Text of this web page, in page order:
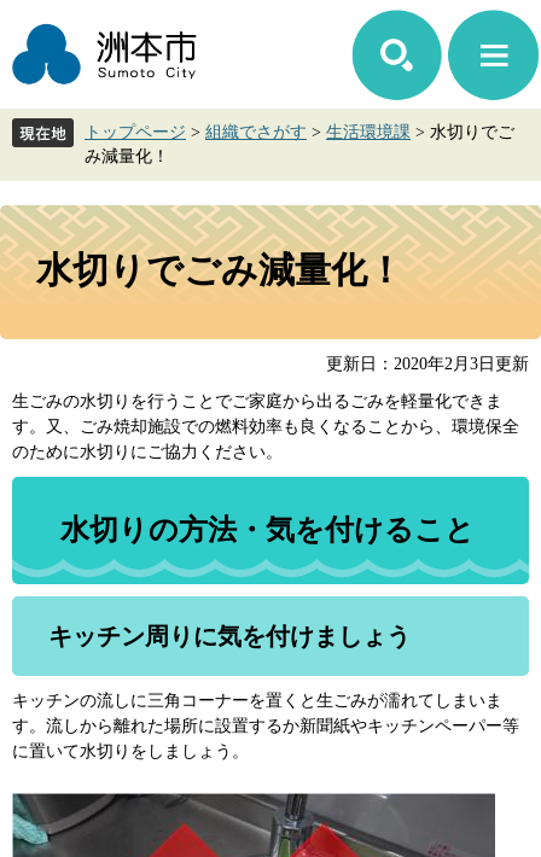
ジ
先
ュ
を
て
本
トップページ > 組織でさがす > 生活環境課 > 水切りでご
み減量化！
本
文
水切りでごみ減量化！
更新日：2020年2月3日更新
生ごみの水切りを行うことでご家庭から出るごみを軽量化できま
す。又、ごみ焼却施設での燃料効率も良くなることから、環境保全
のために水切りにご協力ください。
水切りの方法・気を付けること
キッチン周りに気を付けましょう
キッチンの流しに三角コーナーを置くと生ごみが濡れてしまいま
す。流しから離れた場所に設置するか新聞紙やキッチンペーパー等
に置いて水切りをしましょう。